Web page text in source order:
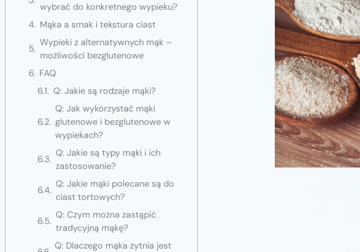
wybrać do konkretnego wypieku?
Mąka a smak i tekstura ciast
Wypieki z alternatywnych mąk –
możliwości bezglutenowe
FAQ
Q: Jakie są rodzaje mąki?
Q: Jak wykorzystać mąki
glutenowe i bezglutenowe w
wypiekach?
Q: Jakie są typy mąki i ich
zastosowanie?
Q: Jakie mąki polecane są do
ciast tortowych?
Q: Czym można zastąpić
tradycyjną mąkę?
Q: Dlaczego mąka żytnia jest